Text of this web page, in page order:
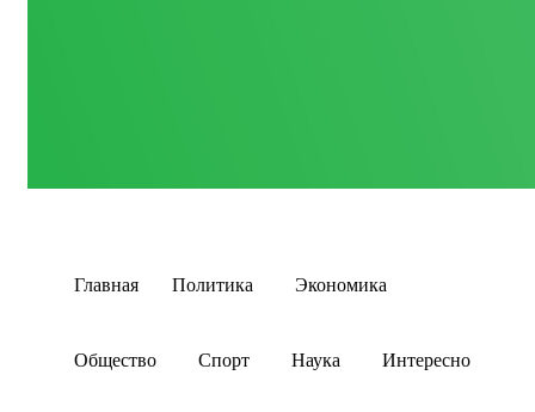
Главная Политика Экономика
Общество Спорт Наука Интересно